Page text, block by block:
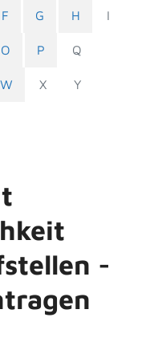
F G H I
O P Q
W X Y
-